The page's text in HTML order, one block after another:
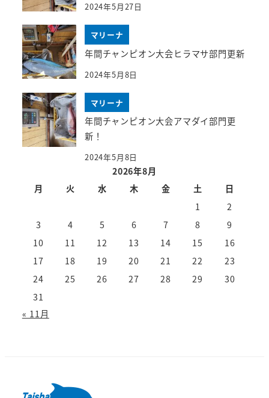
2024年5月27日
マリーナ
年間チャンピオン大会ヒラマサ部門更新
2024年5月8日
マリーナ
年間チャンピオン大会アマダイ部門更
新！
2024年5月8日
2026年8月
月
火 水 木 金 土
日
1
2
3
4 5 6 7 8
9
10
11 12 13 14 15
16
17
18 19 20 21 22
23
24
25 26 27 28 29
30
31
« 11月